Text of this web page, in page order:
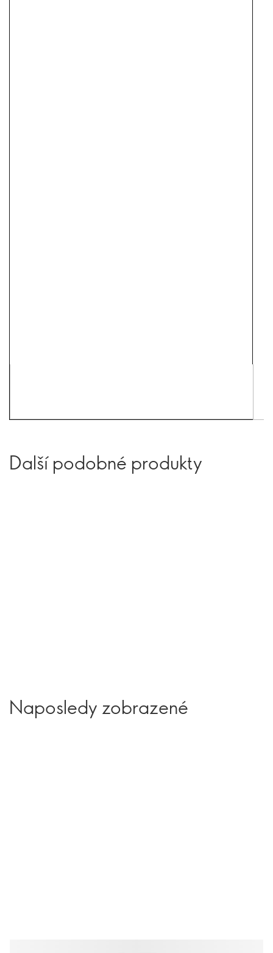
Další podobné produkty
Naposledy zobrazené